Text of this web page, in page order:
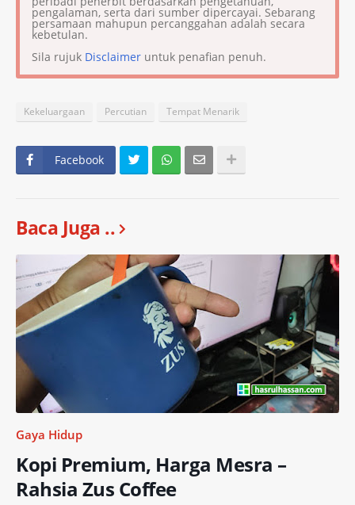
pengalaman, serta dari sumber dipercayai. Sebarang
persamaan mahupun percanggahan adalah secara
kebetulan.
Sila rujuk Disclaimer untuk penafian penuh.
Kekeluargaan Percutian Tempat Menarik
Facebook
Baca Juga ..
Gaya Hidup
Kopi Premium, Harga Mesra –
Rahsia Zus Coffee